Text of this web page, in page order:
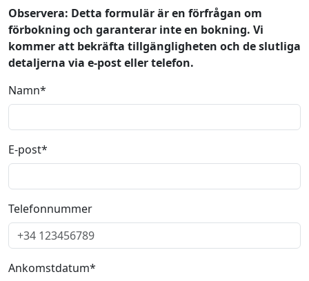
Observera: Detta formulär är en förfrågan om
förbokning och garanterar inte en bokning. Vi
kommer att bekräfta tillgängligheten och de slutliga
detaljerna via e-post eller telefon.
Namn*
E-post*
Telefonnummer
Ankomstdatum*